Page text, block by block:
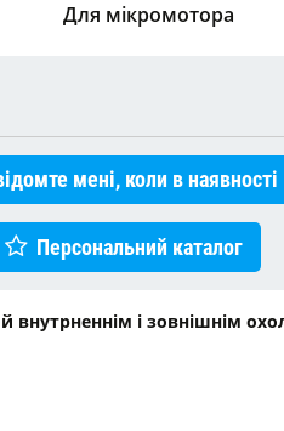
Для мікромотора
мені, коли в наявності
Персональний каталог
внутрненнім і зовнішнім